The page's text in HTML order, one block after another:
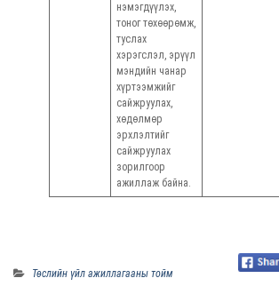
нэмэгдүүлэх,
тоног төхөөрөмж,
туслах
хэрэгслэл, эрүүл
мэндийн чанар
хүртээмжийг
сайжруулах,
хөдөлмөр
эрхлэлтийг
сайжруулах
зорилгоор
ажиллаж байна.
Төслийн үйл ажиллагааны тойм